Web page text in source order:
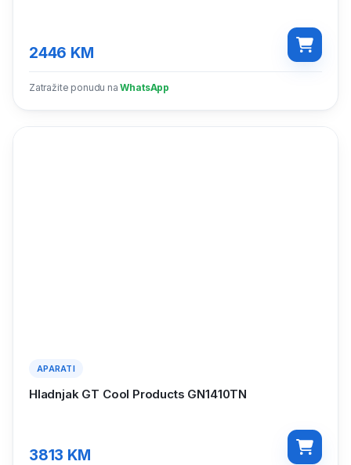
2446 KM
Zatražite ponudu na WhatsApp
APARATI
Hladnjak GT Cool Products GN1410TN
3813 KM